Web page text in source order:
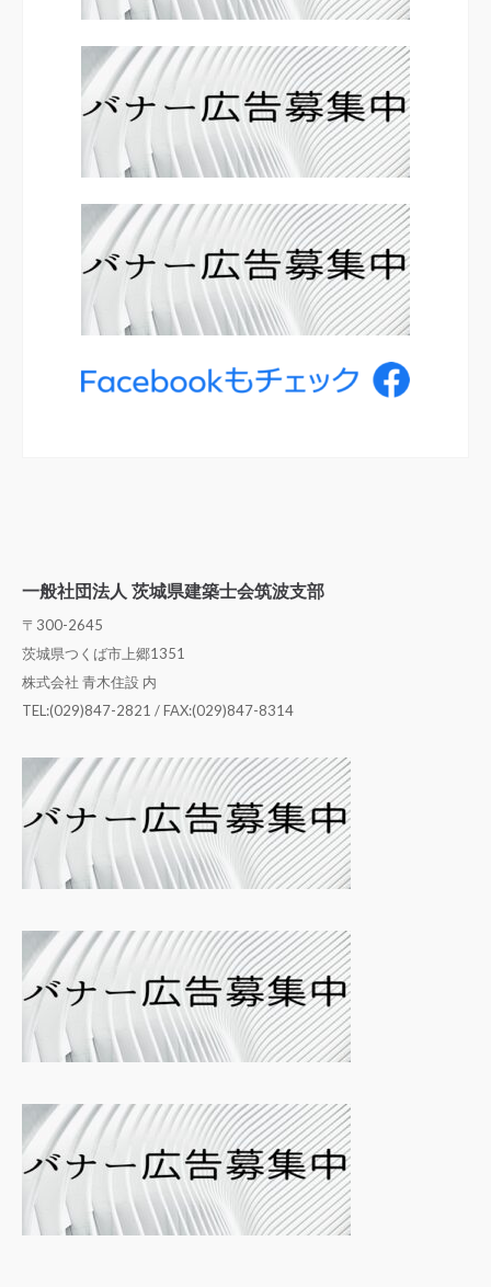
一般社団法人 茨城県建築士会筑波支部
〒300-2645
茨城県つくば市上郷1351
株式会社 青木住設 内
TEL:(029)847-2821 / FAX:(029)847-8314